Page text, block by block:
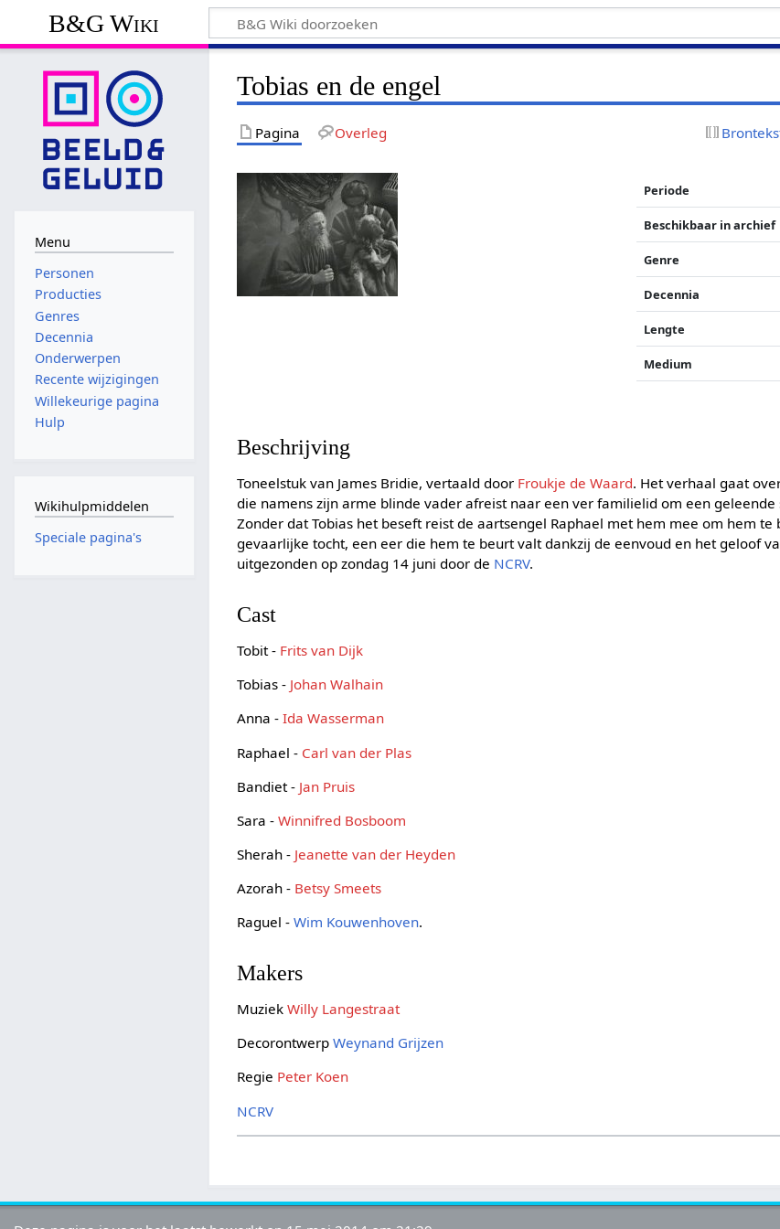
B&G Wiki
Tobias en de engel
Pagina Overleg
Periode
Beschikbaar in archief
Genre
Decennia
Lengte
Medium
Beschrijving
Toneelstuk van James Bridie, vertaald door Froukje de Waard. Het verhaal gaat
die namens zijn arme blinde vader afreist naar een ver familielid om een
Zonder dat Tobias het beseft reist de aartsengel Raphael met hem mee om hem te
gevaarlijke tocht, een eer die hem te beurt valt dankzij de eenvoud en het geloof
uitgezonden op zondag 14 juni door de NCRV.
Cast
Tobit - Frits van Dijk
Tobias - Johan Walhain
Anna -Ida Wasserman
Raphael - Carl van der Plas
Bandiet - Jan Pruis
Sara -Winnifred Bosboom
Sherah - Jeanette van der Heyden
Azorah - Betsy Smeets
Raguel -Wim Kouwenhoven.
Makers
MuziekWilly Langestraat
DecorontwerpWeynand Grijzen
Regie Peter Koen
NCRV
Menu
Personen
Producties
Genres
Decennia
Onderwerpen
Recente wijzigingen
Willekeurige pagina
Hulp
Wikihulpmiddelen
Speciale pagina's